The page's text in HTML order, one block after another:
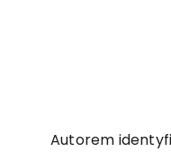
Autorem